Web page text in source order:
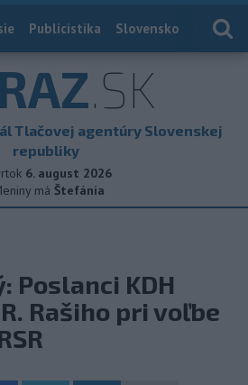
Publicistika Slovensko
.SK
Tlačovej agentúry Slovenskej
republiky
6. august 2026
má Štefánia
Poslanci KDH
Rašiho pri voľbe